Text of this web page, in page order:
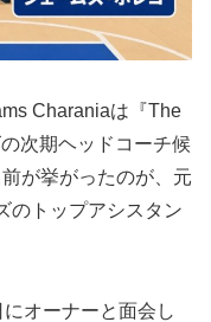
Charaniaは『The
次期ヘッドコーチ候
が挙がったのが、元
のトップアシスタン
オーナーと面会し